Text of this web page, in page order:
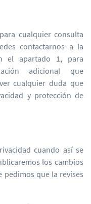
cualquier consulta
contactarnos a la
el apartado 1, para
adicional que
cualquier duda que
y protección de
cuando así se
los cambios
que la revises